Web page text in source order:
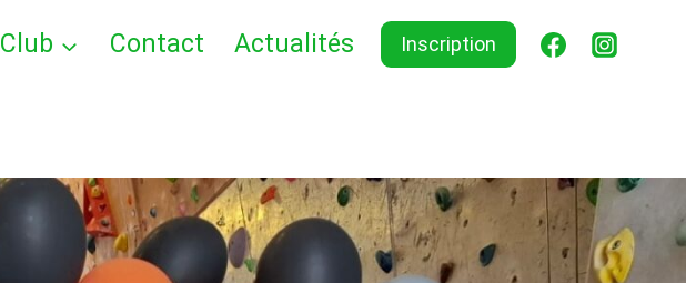
Contact Actualités Inscription